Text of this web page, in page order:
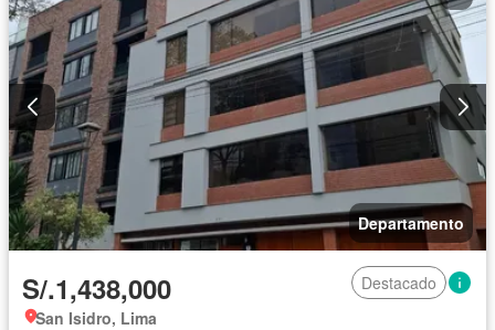
Departamento
S/.1,438,000
Destacado
San Isidro, Lima